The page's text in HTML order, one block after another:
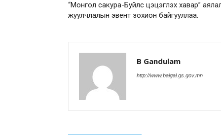
“Монгол сакура-Буйлс цэцэглэх хавар”
жуулчлалын эвент зохион байгууллаа.
B Gandulam
http://www.baigal.gs.gov.mn